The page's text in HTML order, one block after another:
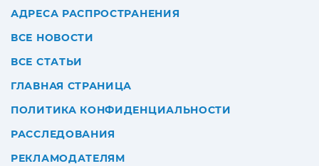
АДРЕСА РАСПРОСТРАНЕНИЯ
ВСЕ НОВОСТИ
ВСЕ СТАТЬИ
ГЛАВНАЯ СТРАНИЦА
ПОЛИТИКА КОНФИДЕНЦИАЛЬНОСТИ
РАССЛЕДОВАНИЯ
РЕКЛАМОДАТЕЛЯМ